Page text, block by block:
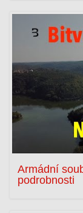
Armádní
podrobnosti